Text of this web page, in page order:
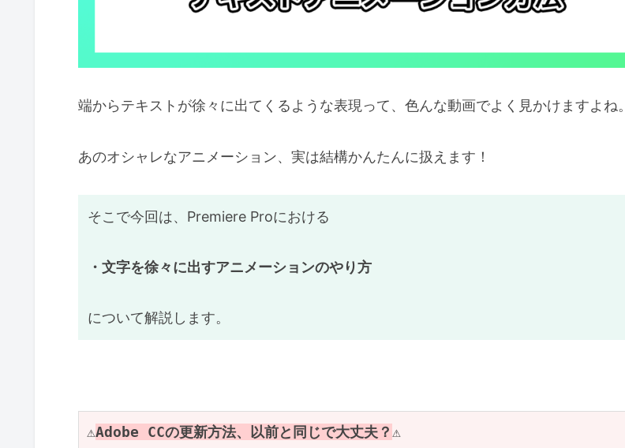
端からテキストが徐々に出てくるような表現って、色んな動画でよく見かけますよね。
あのオシャレなアニメーション、実は結構かんたんに扱えます！
そこで今回は、Premiere Proにおける
・文字を徐々に出すアニメーションのやり方
について解説します。
⚠️Adobe CCの更新方法、以前と同じで大丈夫？⚠️